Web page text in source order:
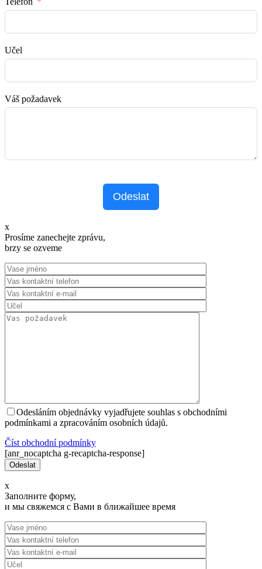
Učel
Váš požadavek
Odeslat
x
Prosíme zanechejte zprávu,
brzy se ozveme
Odesláním objednávky vyjadřujete souhlas s obchodními
podmínkami a zpracováním osobních údajů.
Číst оbchodní podmínky
[anr_nocaptcha g-recaptcha-response]
x
Заполните форму,
и мы свяжемся с Вами в ближайшее время